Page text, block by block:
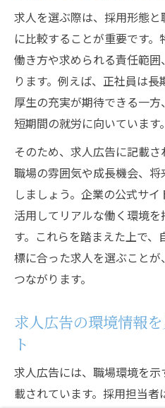
求人を選ぶ際は、採用形態
に比較することが重要です。
働き方や求められる責任範
ります。例えば、正社員は
厚生の充実が期待できる一
短期間の就労に向いています。
そのため、求人広告に記載さ
職場の雰囲気や成長機会、
しましょう。企業の公式サ
活用してリアルな働く環境
す。これらを踏まえた上で
標に合った求人を選ぶこと
つながります。
求人広告の環境情報
ト
求人広告には、職場環境を
載されています。採用担当